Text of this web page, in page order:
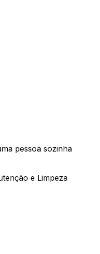
pessoa sozinha
e Limpeza